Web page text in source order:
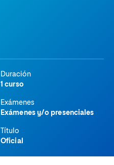
Duración
1 curso
Exámenes
Exámenes y/o presenciales
Título
Oficial